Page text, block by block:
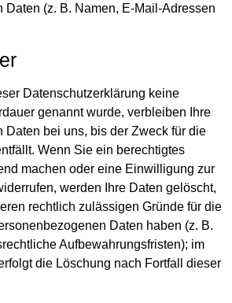
Daten (z. B. Namen, E-Mail-Adressen
Datenschutzerklärung keine
genannt wurde, verbleiben Ihre
Daten bei uns, bis der Zweck für die
Wenn Sie ein berechtigtes
machen oder eine Einwilligung zur
werden Ihre Daten gelöscht,
rechtlich zulässigen Gründe für die
Daten haben (z. B.
Aufbewahrungsfristen); im
die Löschung nach Fortfall dieser